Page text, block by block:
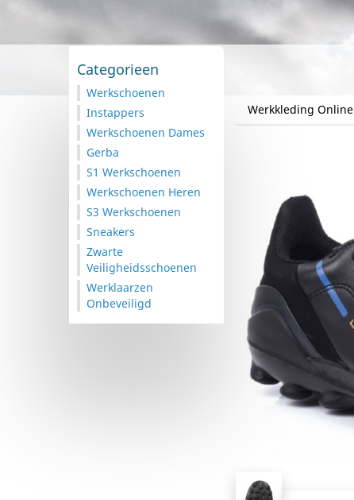
Werkkleding Online
Categorieen
Werkschoenen
Instappers
Werkschoenen Dames
Gerba
S1 Werkschoenen
Werkschoenen Heren
S3 Werkschoenen
Sneakers
Zwarte
Veiligheidsschoenen
Werklaarzen
Onbeveiligd